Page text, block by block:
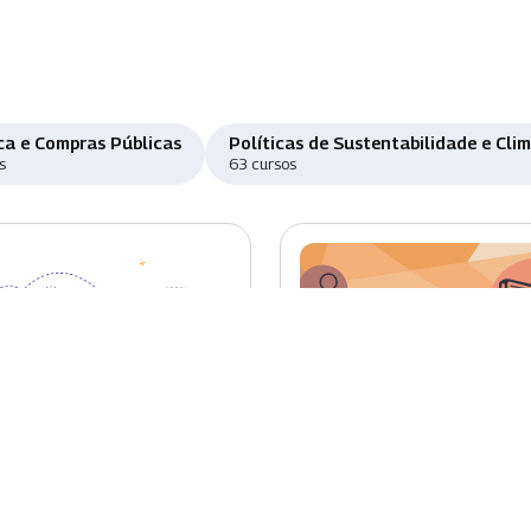
e Compras Públicas Políticas de Sustentabilidade e
63 cursos